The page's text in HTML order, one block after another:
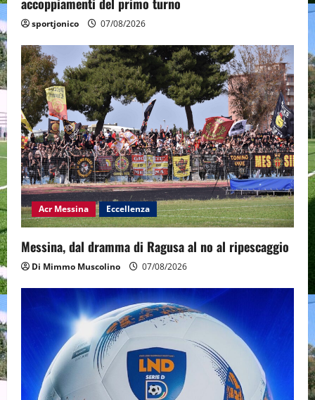
accoppiamenti del primo turno
sportjonico 07/08/2026
Acr Messina Eccellenza
Messina, dal dramma di Ragusa al no al ripescaggio
Di Mimmo Muscolino 07/08/2026